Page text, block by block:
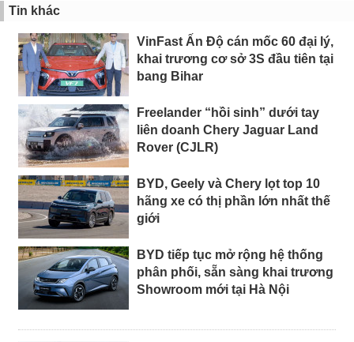
Tin khác
VinFast Ấn Độ cán mốc 60 đại lý,
khai trương cơ sở 3S đầu tiên tại
bang Bihar
Freelander “hồi sinh” dưới tay
liên doanh Chery Jaguar Land
Rover (CJLR)
BYD, Geely và Chery lọt top 10
hãng xe có thị phần lớn nhất thế
giới
BYD tiếp tục mở rộng hệ thống
phân phối, sẵn sàng khai trương
Showroom mới tại Hà Nội